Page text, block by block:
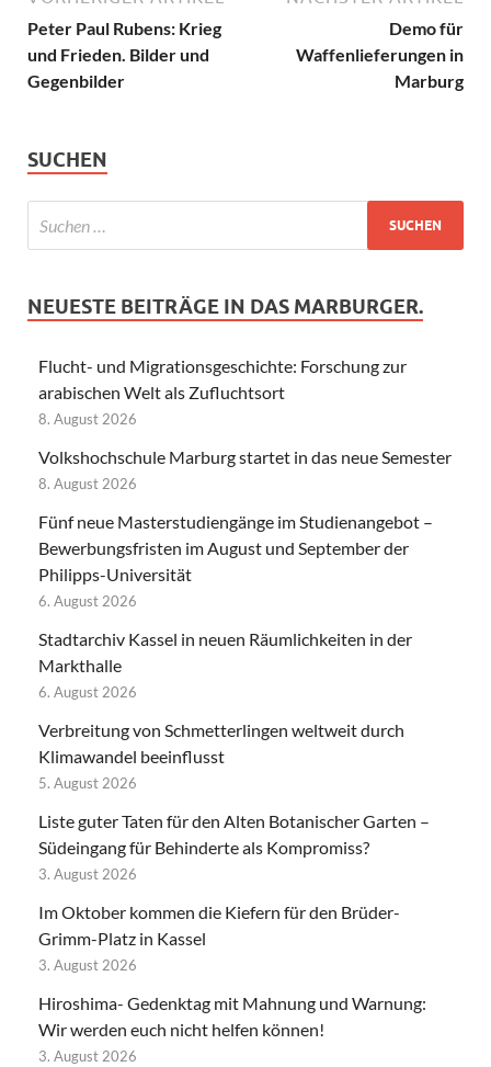
Peter Paul Rubens: Krieg
und Frieden. Bilder und
Gegenbilder
Demo für
Waffenlieferungen in
Marburg
SUCHEN
NEUESTE BEITRÄGE IN DAS MARBURGER.
Flucht- und Migrationsgeschichte: Forschung zur
arabischen Welt als Zufluchtsort
8. August 2026
Volkshochschule Marburg startet in das neue Semester
8. August 2026
Fünf neue Masterstudiengänge im Studienangebot –
Bewerbungsfristen im August und September der
Philipps-Universität
6. August 2026
Stadtarchiv Kassel in neuen Räumlichkeiten in der
Markthalle
6. August 2026
Verbreitung von Schmetterlingen weltweit durch
Klimawandel beeinflusst
5. August 2026
Liste guter Taten für den Alten Botanischer Garten –
Südeingang für Behinderte als Kompromiss?
3. August 2026
Im Oktober kommen die Kiefern für den Brüder-
Grimm-Platz in Kassel
3. August 2026
Hiroshima- Gedenktag mit Mahnung und Warnung:
Wir werden euch nicht helfen können!
3. August 2026